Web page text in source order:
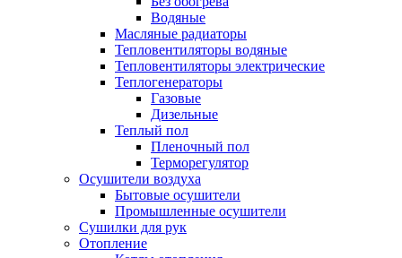
Водяные
Масляные радиаторы
Тепловентиляторы водяные
Тепловентиляторы электрические
Теплогенераторы
Газовые
Дизельные
Теплый пол
Пленочный пол
Терморегулятор
Осушители воздуха
Бытовые осушители
Промышленные осушители
Сушилки для рук
Отопление